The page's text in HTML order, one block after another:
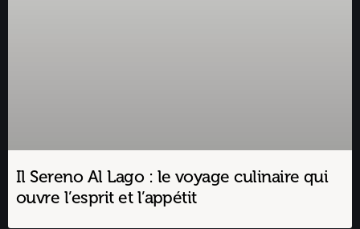
Il Sereno Al Lago : le voyage culinaire qui
ouvre l’esprit et l’appétit